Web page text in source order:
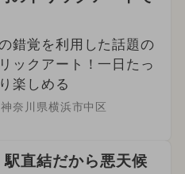
錯覚を利用した話題の
ックアート！一日たっ
楽しめる
神奈川県横浜市中区
直結だから悪天候